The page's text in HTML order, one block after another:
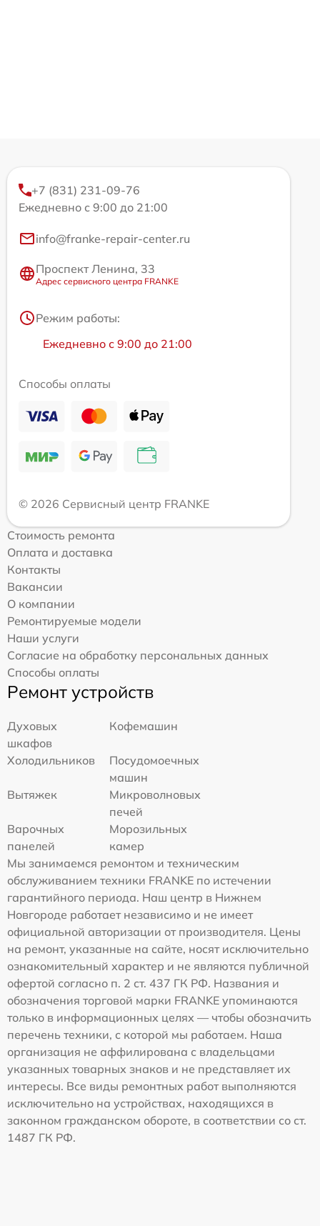
+7 (831) 231-09-76
Ежедневно с 9:00 до 21:00
info@franke-repair-center.ru
Проспект Ленина, 33
Адрес сервисного центра FRANKE
Режим работы:
Ежедневно с 9:00 до 21:00
Способы оплаты
© 2026 Сервисный центр FRANKE
Стоимость ремонта
Оплата и доставка
Контакты
Вакансии
О компании
Ремонтируемые модели
Наши услуги
Согласие на обработку персональных данных
Способы оплаты
Ремонт устройств
Духовых
шкафов
Кофемашин
Холодильников
Посудомоечных
машин
Вытяжек
Микроволновых
печей
Варочных
панелей
Морозильных
камер
Мы занимаемся ремонтом и техническим
обслуживанием техники FRANKE по истечении
гарантийного периода. Наш центр в Нижнем
Новгороде работает независимо и не имеет
официальной авторизации от производителя. Цены
на ремонт, указанные на сайте, носят исключительно
ознакомительный характер и не являются публичной
офертой согласно п. 2 ст. 437 ГК РФ. Названия и
обозначения торговой марки FRANKE упоминаются
только в информационных целях — чтобы обозначить
перечень техники, с которой мы работаем. Наша
организация не аффилирована с владельцами
указанных товарных знаков и не представляет их
интересы. Все виды ремонтных работ выполняются
исключительно на устройствах, находящихся в
законном гражданском обороте, в соответствии со ст.
1487 ГК РФ.